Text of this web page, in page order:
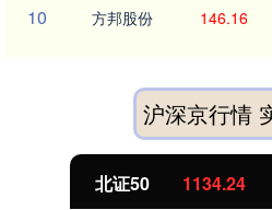
10 方邦股份 146.16
沪深京行情
北证50 1134.24